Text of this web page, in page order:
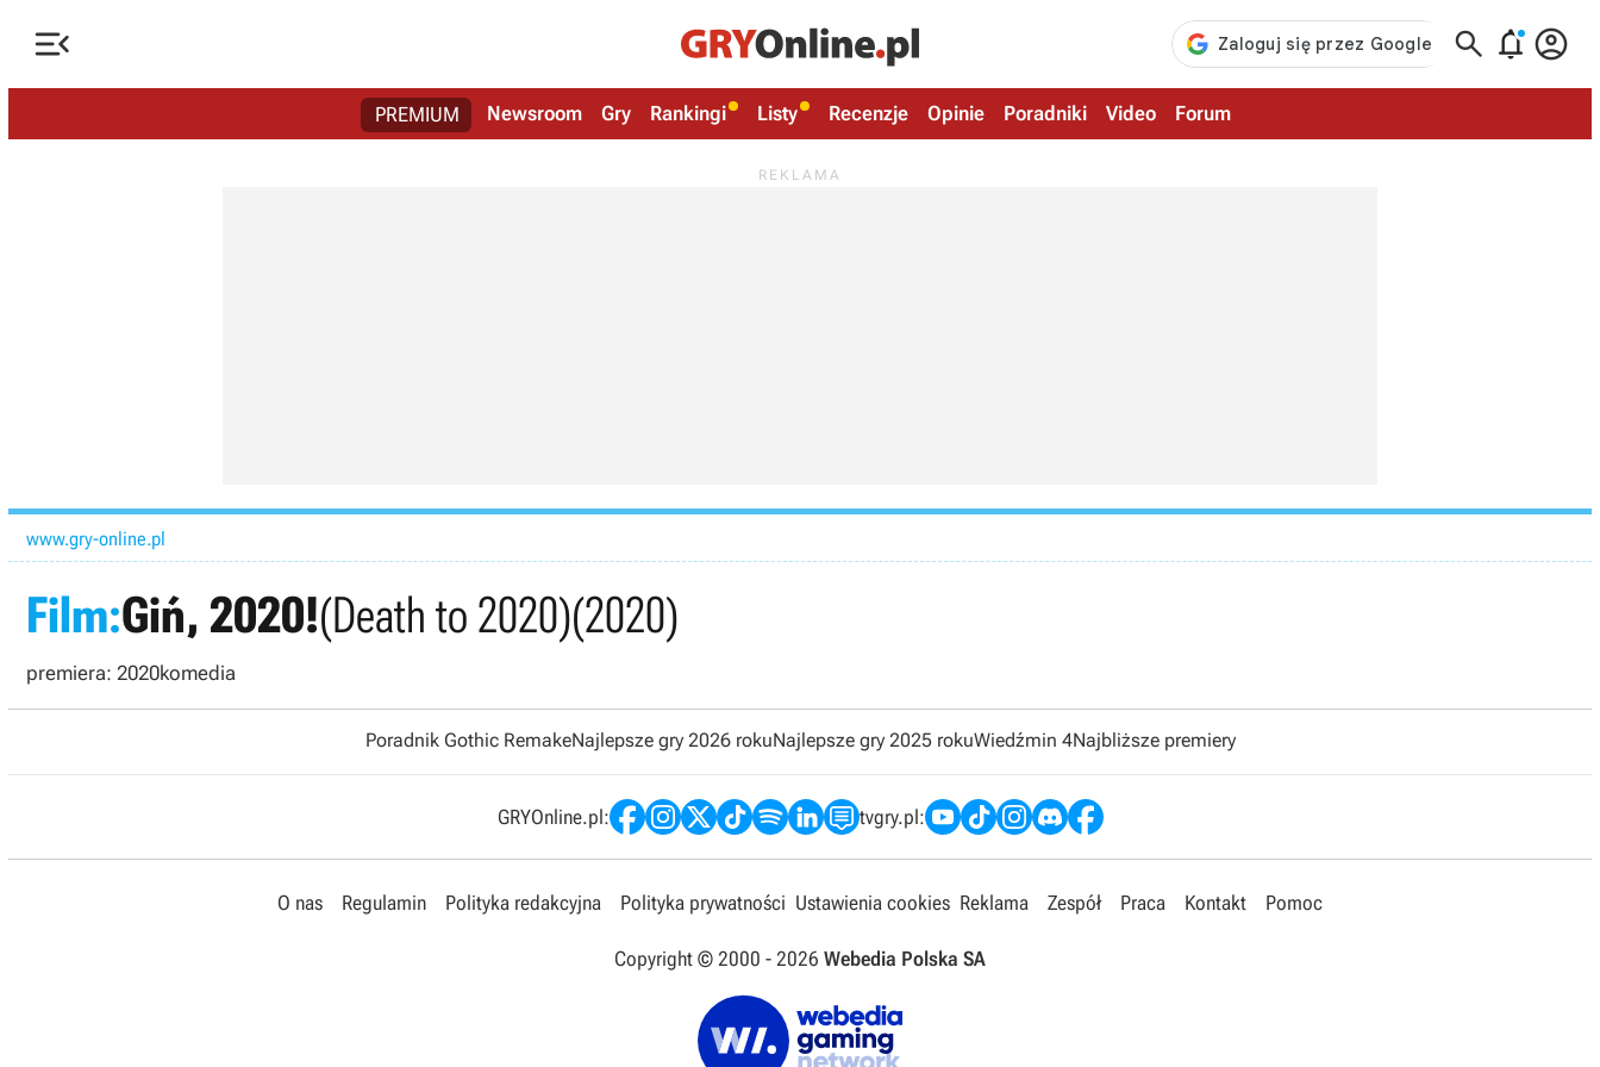
   
PREMIUM Newsroom Gry Rankingi Listy Recenzje Opinie Poradniki Video Forum
www.gry-online.pl
Film:Giń, 2020!(Death to 2020)(2020)
premiera: 2020komedia
Poradnik Gothic RemakeNajlepsze gry 2026 rokuNajlepsze gry 2025 rokuWiedźmin 4Najbliższe premiery
GRYOnline.pl: tvgry.pl:
O nas Regulamin Polityka redakcyjna Polityka prywatności Ustawienia cookies Reklama Zespół Praca Kontakt Pomoc
Copyright © 2000 - 2026 Webedia Polska SA